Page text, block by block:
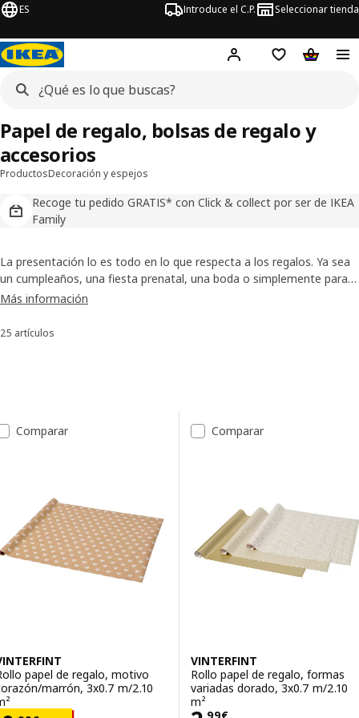
ES Introduce el C.P. Seleccionar tienda
Hej! Iniciar sesión
Lista de deseos
Carrito
ProductosDecoración y espejos
Recoge tu pedido GRATIS* con Click & collect por ser de IKEA
Family
Papel de regalo, bolsas de regalo y
accesorios
La presentación lo es todo en lo que respecta a los regalos. Ya sea
un cumpleaños, una fiesta prenatal, una boda o simplemente para
agradecer algo, hay muchos momentos en los que dar regalos.
original.
Más información
Ordenar y filtrar
25 artículos
Lista de resultados
Comparar
papel de regalo, motivo
marrón, 3x0.7 m/2.10
Comparar
VINTERFINT
Rollo papel de regalo, formas
variadas dorado, 3x0.7 m/2.10
m²